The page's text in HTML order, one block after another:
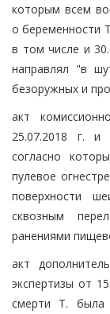
которым всем
о беременности
в том числе и
направлял "в
безоружных и
акт
25.07.2018 г. и
согласно
пулевое
поверхности
сквозным
ранениями
акт
экспертизы от
смерти Т. была